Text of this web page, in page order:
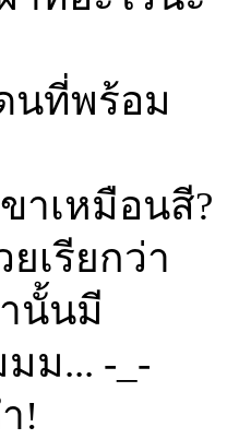
นที่พร้อม
าเหมือนสี?
เรียกว่า
นั้นมี
ม... -_-
!